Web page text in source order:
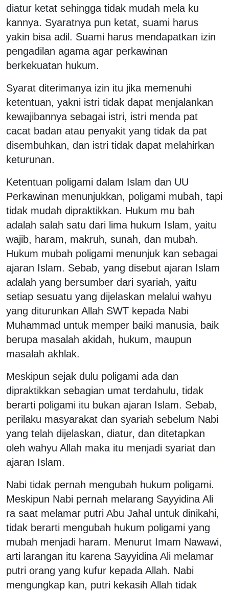
diatur ketat sehingga tidak mudah mela ku
kannya. Syaratnya pun ketat, suami harus
yakin bisa adil. Suami harus mendapatkan izin
pengadilan agama agar perkawinan
berkekuatan hukum.
Syarat diterimanya izin itu jika memenuhi
ketentuan, yakni istri tidak dapat menjalankan
kewajibannya sebagai istri, istri menda pat
cacat badan atau penyakit yang tidak da pat
disembuhkan, dan istri tidak dapat melahirkan
keturunan.
Ketentuan poligami dalam Islam dan UU
Perkawinan menunjukkan, poligami mubah, tapi
tidak mudah dipraktikkan. Hukum mu bah
adalah salah satu dari lima hukum Islam, yaitu
wajib, haram, makruh, sunah, dan mubah.
Hukum mubah poligami menunjuk kan sebagai
ajaran Islam. Sebab, yang disebut ajaran Islam
adalah yang bersumber dari syariah, yaitu
setiap sesuatu yang dijelaskan melalui wahyu
yang diturunkan Allah SWT kepada Nabi
Muhammad untuk memper baiki manusia, baik
berupa masalah akidah, hukum, maupun
masalah akhlak.
Meskipun sejak dulu poligami ada dan
dipraktikkan sebagian umat terdahulu, tidak
berarti poligami itu bukan ajaran Islam. Sebab,
perilaku masyarakat dan syariah sebelum Nabi
yang telah dijelaskan, diatur, dan ditetapkan
oleh wahyu Allah maka itu menjadi syariat dan
ajaran Islam.
Nabi tidak pernah mengubah hukum poligami.
Meskipun Nabi pernah melarang Sayyidina Ali
ra saat melamar putri Abu Jahal untuk dinikahi,
tidak berarti mengubah hukum poligami yang
mubah menjadi haram. Menurut Imam Nawawi,
arti larangan itu karena Sayyidina Ali melamar
putri orang yang kufur kepada Allah. Nabi
mengungkap kan, putri kekasih Allah tidak